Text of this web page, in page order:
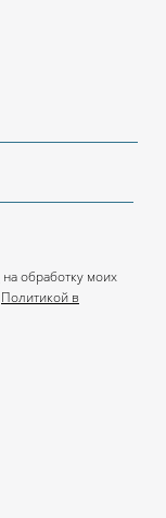
на обработку моих
Политикой в